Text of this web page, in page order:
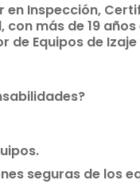
en Inspección,
con más de 19
de Equipos de
seguras de los